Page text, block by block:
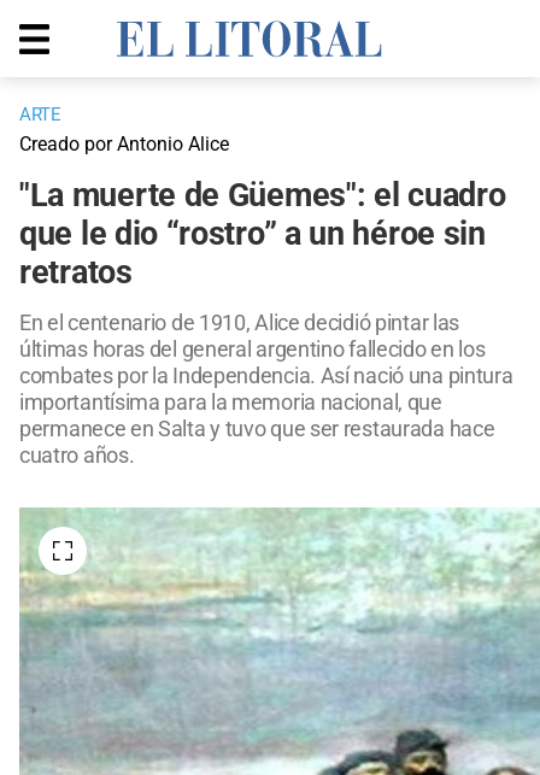
ARTE
Creado por Antonio Alice
"La muerte de Güemes": el cuadro
que le dio “rostro” a un héroe sin
retratos
En el centenario de 1910, Alice decidió pintar las
últimas horas del general argentino fallecido en los
combates por la Independencia. Así nació una pintura
importantísima para la memoria nacional, que
permanece en Salta y tuvo que ser restaurada hace
cuatro años.